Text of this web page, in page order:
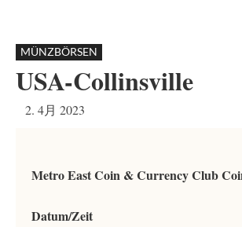
MÜNZBÖRSEN
USA-Collinsville
2. 4月 2023
Metro East Coin & Currency Club
Datum/Zeit